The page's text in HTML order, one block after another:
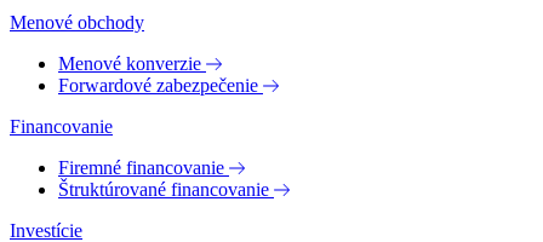
Menové obchody
Menové konverzie
Forwardové zabezpečenie
Financovanie
Firemné financovanie
Štruktúrované financovanie
Investície